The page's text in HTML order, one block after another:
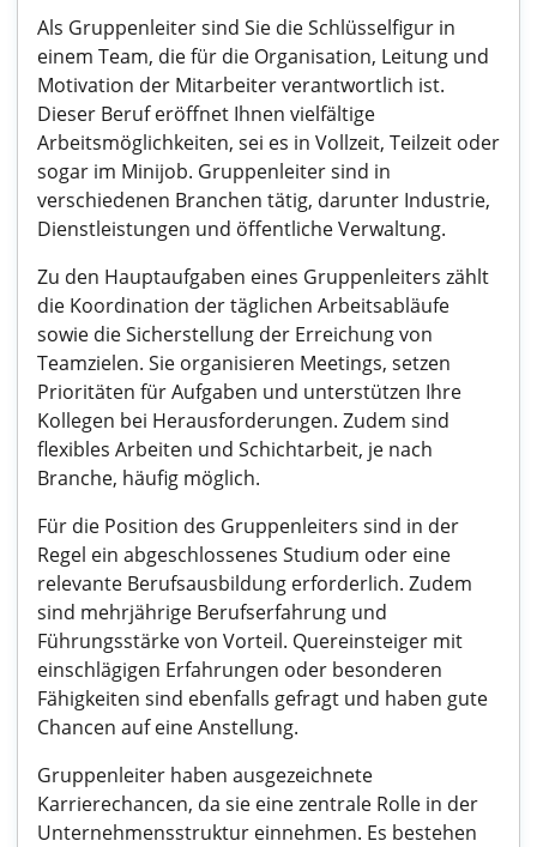
Als Gruppenleiter sind Sie die Schlüsselfigur in
einem Team, die für die Organisation, Leitung und
Motivation der Mitarbeiter verantwortlich ist.
Dieser Beruf eröffnet Ihnen vielfältige
Arbeitsmöglichkeiten, sei es in Vollzeit, Teilzeit oder
sogar im Minijob. Gruppenleiter sind in
verschiedenen Branchen tätig, darunter Industrie,
Dienstleistungen und öffentliche Verwaltung.
Zu den Hauptaufgaben eines Gruppenleiters zählt
die Koordination der täglichen Arbeitsabläufe
sowie die Sicherstellung der Erreichung von
Teamzielen. Sie organisieren Meetings, setzen
Prioritäten für Aufgaben und unterstützen Ihre
Kollegen bei Herausforderungen. Zudem sind
flexibles Arbeiten und Schichtarbeit, je nach
Branche, häufig möglich.
Für die Position des Gruppenleiters sind in der
Regel ein abgeschlossenes Studium oder eine
relevante Berufsausbildung erforderlich. Zudem
sind mehrjährige Berufserfahrung und
Führungsstärke von Vorteil. Quereinsteiger mit
einschlägigen Erfahrungen oder besonderen
Fähigkeiten sind ebenfalls gefragt und haben gute
Chancen auf eine Anstellung.
Gruppenleiter haben ausgezeichnete
Karrierechancen, da sie eine zentrale Rolle in der
Unternehmensstruktur einnehmen. Es bestehen